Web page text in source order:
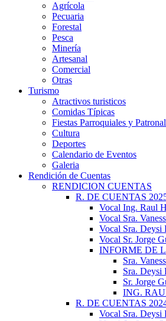
Agrícola
Pecuaria
Forestal
Pesca
Minería
Artesanal
Comercial
Otras
Turismo
Atractivos turisticos
Comidas Típicas
Fiestas Parroquiales y
Cultura
Deportes
Calendario de Eventos
Galeria
Rendición de Cuentas
RENDICION CUENTAS
R. DE CUENTAS
Vocal Ing. Raul
Vocal Sra.
Vocal Sra. Deysi
Vocal Sr. Jorge
INFORME DE
Sra.
Sra. Deysi
Sr. Jorge
ING.
R. DE CUENTAS
Vocal Sra. Deysi